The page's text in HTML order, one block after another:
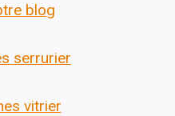
blog
serrurier
vitrier